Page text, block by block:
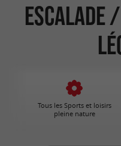
Escalade
Tous les Sports et loisirs
pleine nature